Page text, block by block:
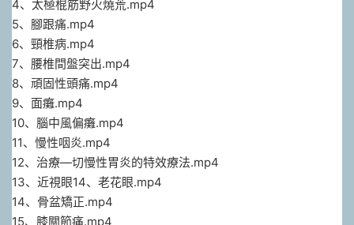
4、太極棍筋野火燒荒.mp4
5、腳跟痛.mp4
6、頸椎病.mp4
7、腰椎間盤突出.mp4
8、頑固性頭痛.mp4
9、面癱.mp4
10、腦中風偏癱.mp4
11、慢性咽炎.mp4
12、治療—切慢性胃炎的特效療法.mp4
13、近視眼14、老花眼.mp4
14、骨盆矯正.mp4
15、膝關節痛.mp4